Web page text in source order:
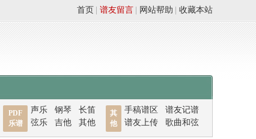
收藏本站
网站帮助
谱友留言
首页
PDF
乐谱
声乐 钢琴
长笛
弦乐
吉他 其他
其
他
手稿谱区
谱友记谱
谱友上传
歌曲和弦